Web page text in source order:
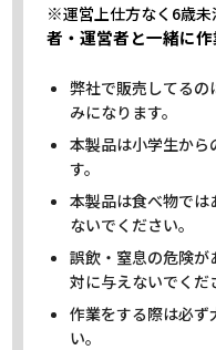
※運営上仕方なく6歳
者・運営者と一緒に作
弊社で販売してるの
みになります。
本製品は小学生から
す。
本製品は食べ物で
ないでください。
誤飲・窒息の危険が
対に与えないでくだ
作業をする際は必ず
い。